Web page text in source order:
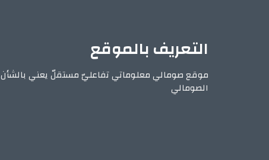
التعريف بالموقع
موقع صومالي معلوماتي تفاعليّ مستقلّ يعني بالشأن
الصومالي